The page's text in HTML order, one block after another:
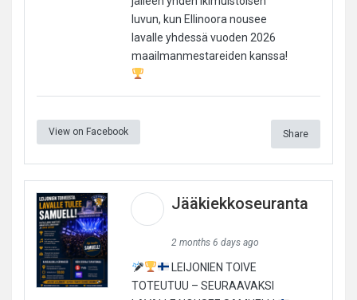
luvun, kun Ellinoora nousee
lavalle yhdessä vuoden 2026
maailmanmestareiden kanssa!
View on Facebook Share
Jääkiekkoseuranta
2 months 6 days ago
LEIJONIEN TOIVE
TOTEUTUU – SEURAAVAKSI